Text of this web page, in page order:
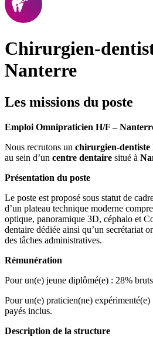
Chirurgien-
Nanterre
Les missions du poste
Emploi Omnipraticien H/F –
Nous recrutons un chirurgien-dentiste
au sein d’un centre dentaire situé à
Présentation du poste
Le poste est proposé sous statut de
d’un plateau technique moderne
optique, panoramique 3D, céphalo et
dentaire dédiée ainsi qu’un secrétariat
des tâches administratives.
Rémunération
Pour un(e) jeune diplômé(e) : 28%
Pour un(e) praticien(ne)
payés inclus.
Description de la structure